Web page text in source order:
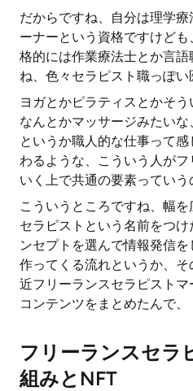
だからですね、自分は理学
ーナーという資格ですけど
格的には作業療法士とか言
ね、色々セラピスト職っぽい
ヨガとかピラティスとかそ
なんとかマッサージみたい
というか職人的な仕事って
わるような、こういう人が
いく上で共通の要素っていう
こういうところですね、幅
セラピストという名前をつ
ンセプトを選んで情報発信
作ってくる流れというか、
近フリーランスセラピスト
コンテンツをまとめたんで、
フリーランスセラ
組みとNFT